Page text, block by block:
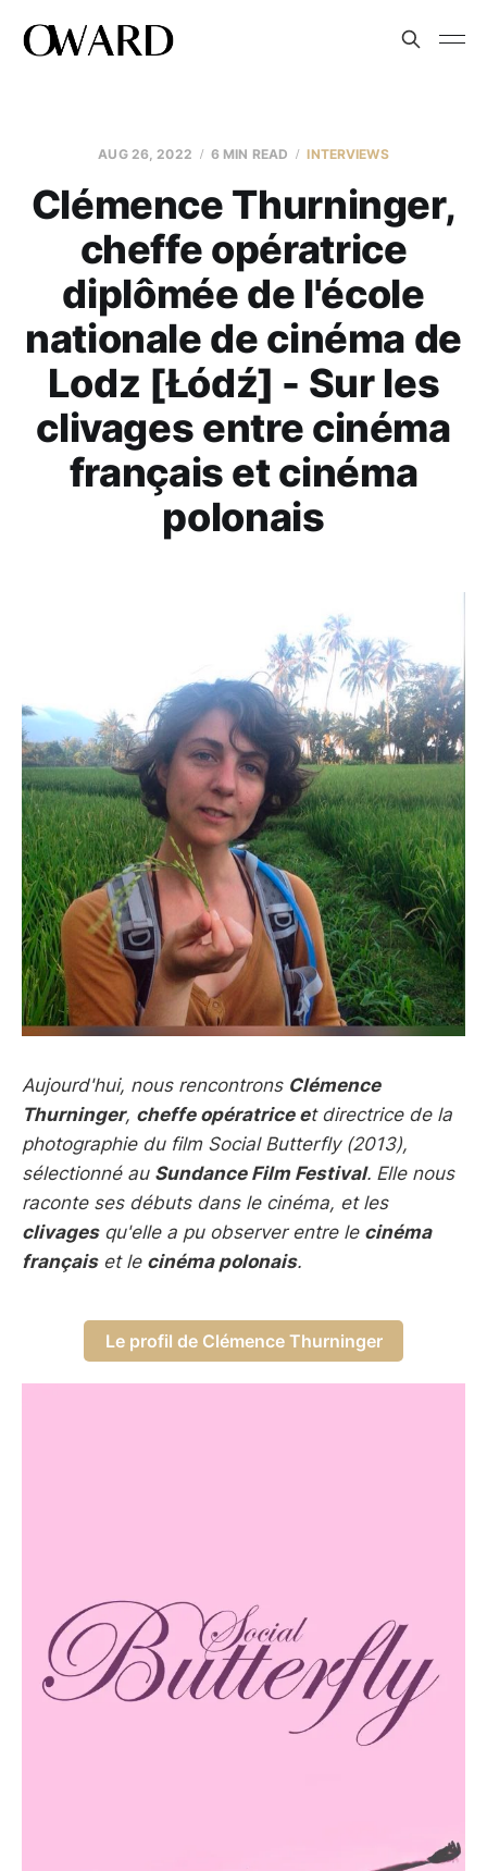
AUG 26, 2022 6 MIN READ INTERVIEWS
Clémence Thurninger,
cheffe opératrice
diplômée de l'école
nationale de cinéma de
Lodz [Łódź] - Sur les
clivages entre cinéma
français et cinéma
polonais
Aujourd'hui, nous rencontrons Clémence
Thurninger, cheffe opératrice et directrice de la
photographie du film Social Butterfly (2013),
sélectionné au Sundance Film Festival. Elle nous
raconte ses débuts dans le cinéma, et les
clivagesqu'elle a pu observer entre le cinéma
françaiset le cinéma polonais.
Le profil de Clémence Thurninger